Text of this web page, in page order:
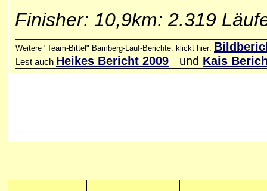
Finisher: 10,9km: 2.319
Weitere "Team-Bittel" Bamberg-Lauf-Berichte: klickt hier:
Lest auch Heikes Bericht 2009 und Kais